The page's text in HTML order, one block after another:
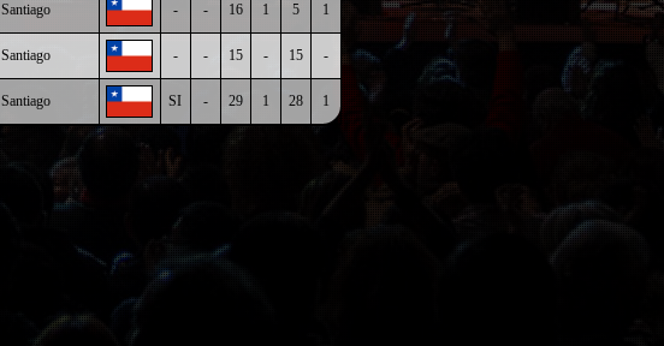
Santiago - - 16 1 5 1
Santiago - - 15 - 15 -
Santiago SI - 29 1 28 1